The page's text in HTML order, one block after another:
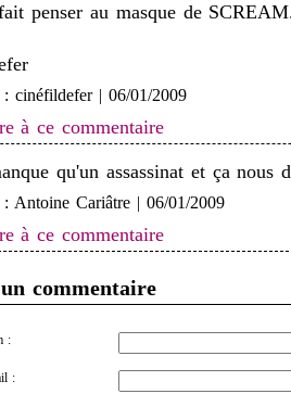
penser au masque de
cinéfildefer | 06/01/2009
à ce commentaire
qu'un assassinat et ça nous
Antoine Cariâtre | 06/01/2009
à ce commentaire
commentaire
:
: